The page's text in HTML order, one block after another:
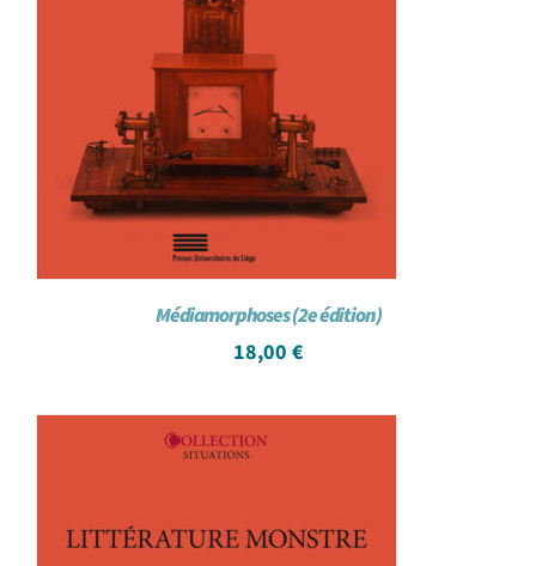
Médiamorphoses (2e édition)
18,00 €